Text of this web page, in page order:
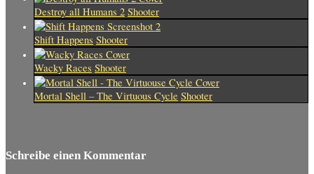
Destroy all Humans 2 Shooter
Shift Happens Shooter
Wacky Races Shooter
Mortal Shell – The Virtuous Cycle Shooter
Schreibe einen Kommentar